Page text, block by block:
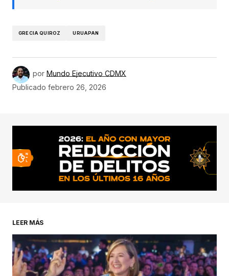
GRECIA QUIROZ URUAPAN
por Mundo Ejecutivo CDMX
Publicado febrero 26, 2026
LEER MÁS